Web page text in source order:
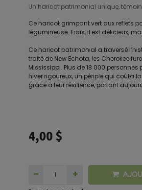
Un haricot patrimonial unique, témoin
Ce haricot grimpant vert aux reflets
légumineuse. Frais, il est délicieux,
Ce haricot patrimonial a traversé
traité de New Echota, les Cherokee
Mississippi. Plus de 18 000
hiver rigoureux, un périple qui coûta
grâce à leur résilience, portant
4,00 $